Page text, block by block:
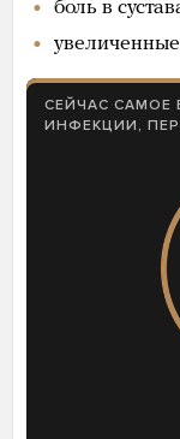
боль в
СЕЙЧАС САМОЕ
ИНФЕКЦИИ,